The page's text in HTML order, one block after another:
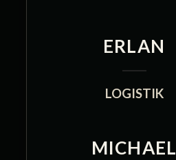
ERLAN
LOGISTIK
MICHAEL